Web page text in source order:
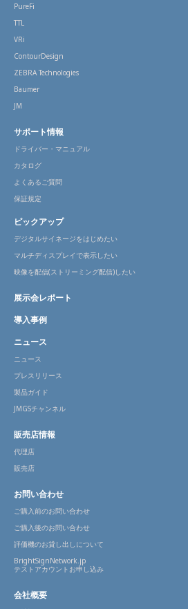
PureFi
TTL
VRi
ContourDesign
ZEBRA Technologies
Baumer
JM
サポート情報
ドライバー・マニュアル
カタログ
よくあるご質問
保証規定
ピックアップ
デジタルサイネージをはじめたい
マルチディスプレイで表示したい
映像を配信(ストリーミング配信)したい
展示会レポート
導入事例
ニュース
ニュース
プレスリリース
製品ガイド
JMGSチャンネル
販売店情報
代理店
販売店
お問い合わせ
ご購入前のお問い合わせ
ご購入後のお問い合わせ
評価機のお貸し出しについて
BrightSignNetwork.jp
テストアカウントお申し込み
会社概要